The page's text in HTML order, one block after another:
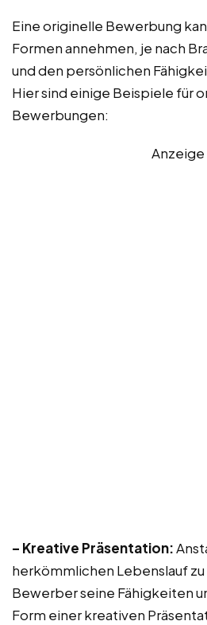
Eine originelle Bewerbung
Formen annehmen, je nach
und den persönlichen
Hier sind einige Beispiele für
Bewerbungen:
Anzeige
– Kreative Präsentation:
herkömmlichen Lebenslauf
Bewerber seine Fähigkeiten
Form einer kreativen